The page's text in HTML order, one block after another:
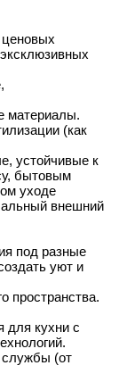
материалы.
(как
устойчивые к
бытовым
уходе
внешний
под разные
уют и
пространства.
для кухни с
службы (от